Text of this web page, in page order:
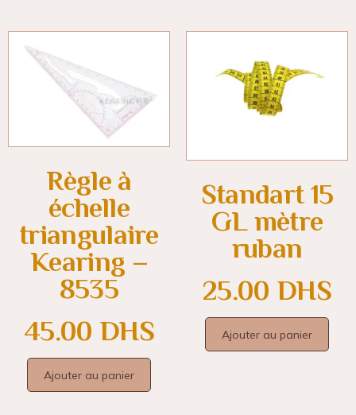
Règle à
échelle
triangulaire
Kearing –
8535
45.00 DHS
Ajouter au panier
Standart 15
GL mètre
ruban
25.00 DHS
Ajouter au panier